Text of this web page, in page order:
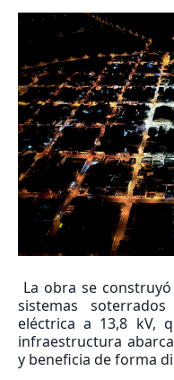
La obra se
sistemas
eléctrica a 13,8 kV,
infraestructura
y beneficia de forma